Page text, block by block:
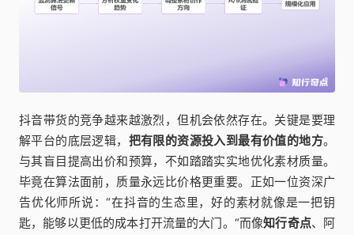
抖音带货的竞争越来越激烈，但机会依然存在。关键是要理
解平台的底层逻辑， 把有限的资源投入到最有价值的地方。
与其盲目提高出价和预算，不如踏踏实实地优化素材质量。
毕竟在算法面前，质量永远比价格更重要。正如一位资深广
告优化师所说：“在抖音的生态里，好的素材就像是一把钥
匙，能够以更低的成本打开流量的大门。“而像知行奇点、阿